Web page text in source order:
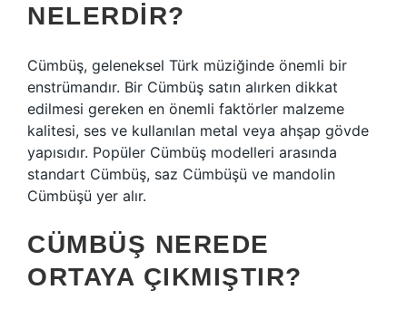
NELERDIR?
Cümbüş, geleneksel Türk müziğinde önemli bir
enstrümandır. Bir Cümbüş satın alırken dikkat
edilmesi gereken en önemli faktörler malzeme
kalitesi, ses ve kullanılan metal veya ahşap gövde
yapısıdır. Popüler Cümbüş modelleri arasında
standart Cümbüş, saz Cümbüşü ve mandolin
Cümbüşü yer alır.
CÜMBÜŞ NEREDE
ORTAYA ÇIKMIŞTIR?